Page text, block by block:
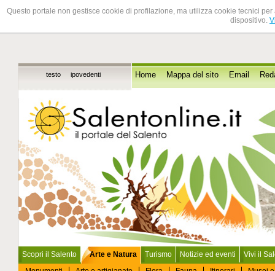
Questo portale non gestisce cookie di profilazione, ma utilizza cookie tecnici
dispositivo.
testo ipovedenti Home Mappa del sito Email
Scopri il Salento
Arte e Natura
Turismo Notizie ed eventi Vivi il